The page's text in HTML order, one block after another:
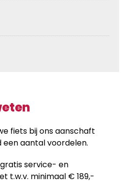
fiets bij ons aanschaft
aantal voordelen.
service- en
t.w.v. minimaal € 189,-